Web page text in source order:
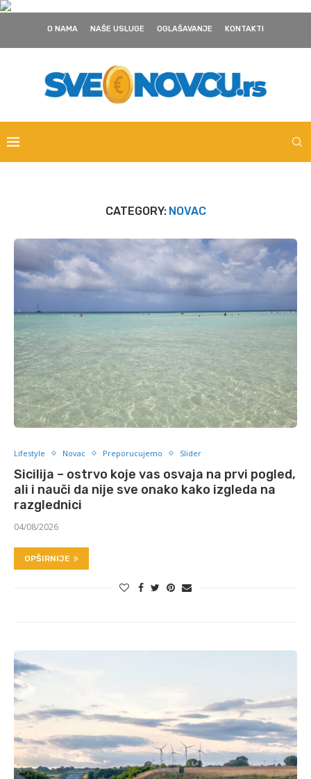
O NAMA NAŠE USLUGE OGLAŠAVANJE KONTAKTI
CATEGORY: NOVAC
Lifestyle Novac Preporucujemo Slider
Sicilija – ostrvo koje vas osvaja na prvi pogled,
ali i nauči da nije sve onako kako izgleda na
razglednici
04/08/2026
OPŠIRNIJE